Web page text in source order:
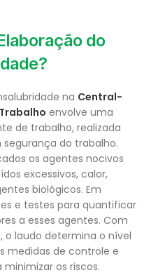
do
na Central-
envolve uma
de trabalho, realizada
segurança do trabalho.
os agentes nocivos
excessivos, calor,
biológicos. Em
e testes para quantificar
a esses agentes. Com
o laudo determina o nível
medidas de controle e
os riscos.